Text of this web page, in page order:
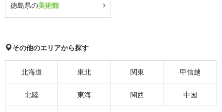
徳島県の美術館
その他のエリアから探す
北海道 東北 関東 甲信越
北陸 東海 関西 中国